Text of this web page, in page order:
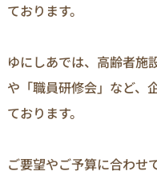
ております。
ゆにしあでは、高齢者施
や「職員研修会」など、
ております。
ご要望やご予算に合わせ